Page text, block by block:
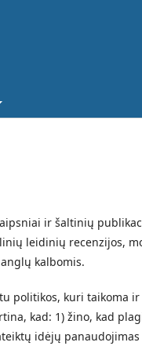
ir šaltinių
leidinių recenzijos,
kalbomis.
politikos, kuri taikoma
kad: 1) žino, kad
idėjų